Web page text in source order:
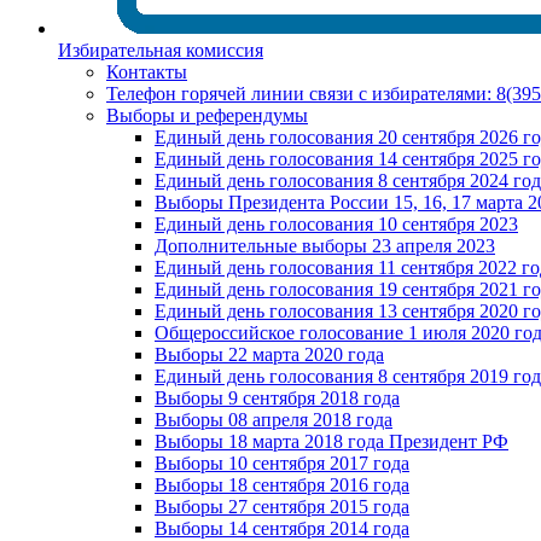
Избирательная комиссия
Контакты
Телефон горячей линии связи с избирателями:
Выборы и референдумы
Единый день голосования 20 сентября 2026
Единый день голосования 14 сентября 2025
Единый день голосования 8 сентября 2024
Выборы Президента России 15, 16, 17 марта
Единый день голосования 10 сентября 2023
Дополнительные выборы 23 апреля 2023
Единый день голосования 11 сентября 2022
Единый день голосования 19 сентября 2021
Единый день голосования 13 сентября 2020
Общероссийское голосование 1 июля 2020
Выборы 22 марта 2020 года
Единый день голосования 8 сентября 2019
Выборы 9 сентября 2018 года
Выборы 08 апреля 2018 года
Выборы 18 марта 2018 года Президент РФ
Выборы 10 сентября 2017 года
Выборы 18 сентября 2016 года
Выборы 27 сентября 2015 года
Выборы 14 сентября 2014 года